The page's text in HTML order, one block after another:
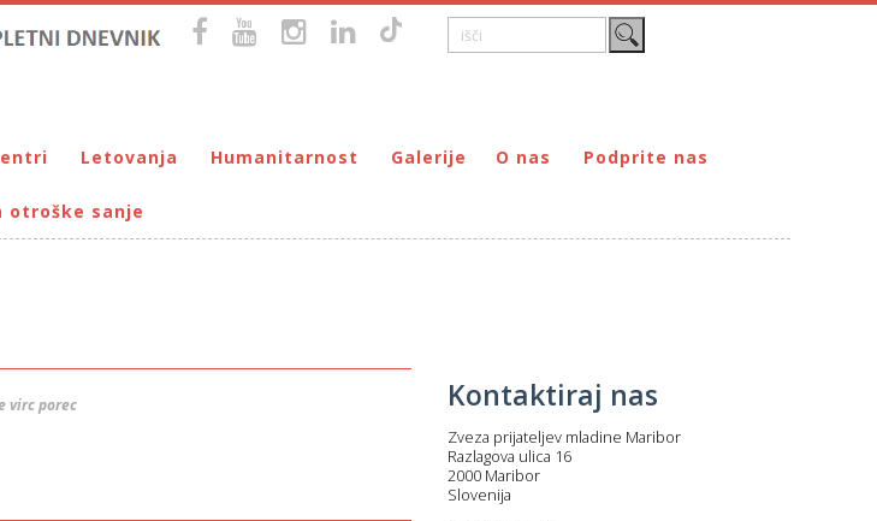
Letovanja
Letovanje – VIRC Poreč
Letovanje – DMZ na Pohorju
Humanitarnost
Dohodnina – Društvo prijateljev mladine Maribor
Galerije O nas
Poslanstvo
Partnerji
Podprite nas
DONIRAJ – za pravne osebe
otroške sanje
virc porec Kontaktiraj nas
Zveza prijateljev mladine Maribor
Razlagova ulica 16
2000 Maribor
Slovenija